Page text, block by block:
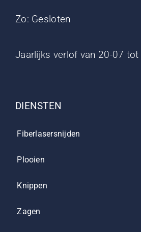
Zo: Gesloten
Jaarlijks verlof van 20-07 tot
DIENSTEN
Fiberlasersnijden
Plooien
Knippen
Zagen